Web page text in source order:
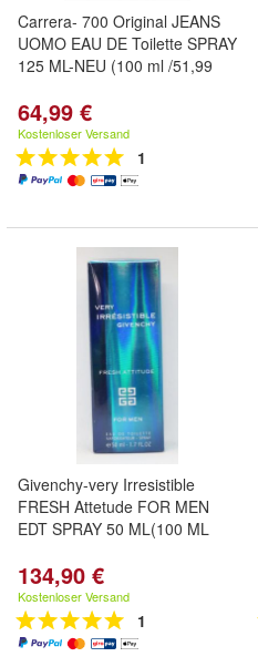
Carrera- 700 Original JEANS
UOMO EAU DE Toilette SPRAY
125 ML-NEU (100 ml /51,99
64,99 €
Kostenloser Versand
1
Givenchy-very Irresistible
FRESH Attetude FOR MEN
EDT SPRAY 50 ML(100 ML
134,90 €
Kostenloser Versand
1